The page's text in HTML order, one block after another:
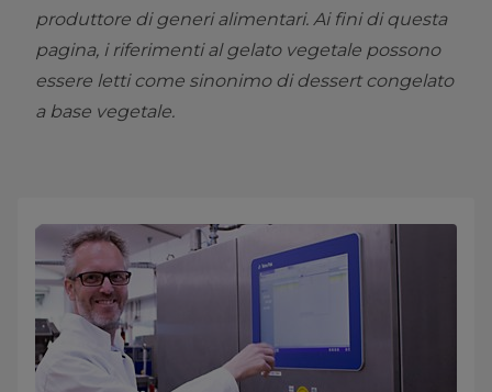
produttore di generi alimentari. Ai fini di questa
pagina, i riferimenti al gelato vegetale possono
essere letti come sinonimo di dessert congelato
a base vegetale.